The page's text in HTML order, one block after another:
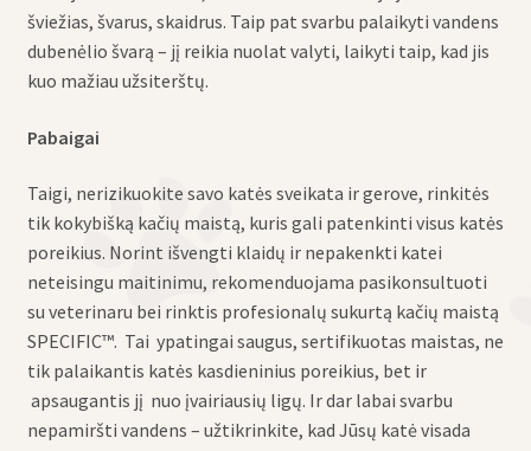
šviežias, švarus, skaidrus. Taip pat svarbu palaikyti vandens
dubenėlio švarą – jį reikia nuolat valyti, laikyti taip, kad jis
kuo mažiau užsiterštų.
Pabaigai
Taigi, nerizikuokite savo katės sveikata ir gerove, rinkitės
tik kokybišką kačių maistą, kuris gali patenkinti visus katės
poreikius. Norint išvengti klaidų ir nepakenkti katei
neteisingu maitinimu, rekomenduojama pasikonsultuoti
su veterinaru bei rinktis profesionalų sukurtą kačių maistą
SPECIFIC™. Tai ypatingai saugus, sertifikuotas maistas, ne
tik palaikantis katės kasdieninius poreikius, bet ir
apsaugantis jį nuo įvairiausių ligų. Ir dar labai svarbu
nepamiršti vandens – užtikrinkite, kad Jūsų katė visada